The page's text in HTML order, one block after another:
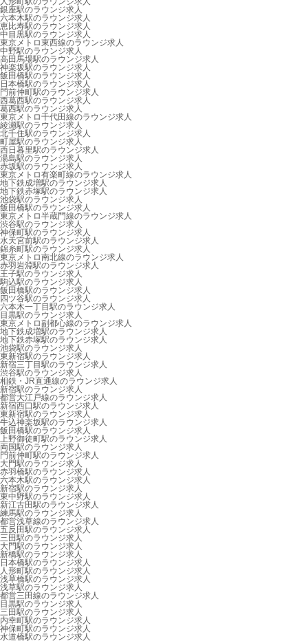
銀座駅のラウンジ求人
六本木駅のラウンジ求人
恵比寿駅のラウンジ求人
中目黒駅のラウンジ求人
東京メトロ東西線のラウンジ求人
中野駅のラウンジ求人
高田馬場駅のラウンジ求人
神楽坂駅のラウンジ求人
飯田橋駅のラウンジ求人
日本橋駅のラウンジ求人
門前仲町駅のラウンジ求人
西葛西駅のラウンジ求人
葛西駅のラウンジ求人
東京メトロ千代田線のラウンジ求人
綾瀬駅のラウンジ求人
北千住駅のラウンジ求人
町屋駅のラウンジ求人
西日暮里駅のラウンジ求人
湯島駅のラウンジ求人
赤坂駅のラウンジ求人
東京メトロ有楽町線のラウンジ求人
地下鉄成増駅のラウンジ求人
地下鉄赤塚駅のラウンジ求人
池袋駅のラウンジ求人
飯田橋駅のラウンジ求人
東京メトロ半蔵門線のラウンジ求人
渋谷駅のラウンジ求人
神保町駅のラウンジ求人
水天宮前駅のラウンジ求人
錦糸町駅のラウンジ求人
東京メトロ南北線のラウンジ求人
赤羽岩淵駅のラウンジ求人
王子駅のラウンジ求人
駒込駅のラウンジ求人
飯田橋駅のラウンジ求人
四ツ谷駅のラウンジ求人
六本木一丁目駅のラウンジ求人
目黒駅のラウンジ求人
東京メトロ副都心線のラウンジ求人
地下鉄成増駅のラウンジ求人
地下鉄赤塚駅のラウンジ求人
池袋駅のラウンジ求人
東新宿駅のラウンジ求人
新宿三丁目駅のラウンジ求人
渋谷駅のラウンジ求人
相鉄・JR直通線のラウンジ求人
新宿駅のラウンジ求人
都営大江戸線のラウンジ求人
新宿西口駅のラウンジ求人
東新宿駅のラウンジ求人
牛込神楽坂駅のラウンジ求人
飯田橋駅のラウンジ求人
上野御徒町駅のラウンジ求人
両国駅のラウンジ求人
門前仲町駅のラウンジ求人
大門駅のラウンジ求人
赤羽橋駅のラウンジ求人
六本木駅のラウンジ求人
新宿駅のラウンジ求人
東中野駅のラウンジ求人
新江古田駅のラウンジ求人
練馬駅のラウンジ求人
都営浅草線のラウンジ求人
五反田駅のラウンジ求人
三田駅のラウンジ求人
大門駅のラウンジ求人
新橋駅のラウンジ求人
日本橋駅のラウンジ求人
人形町駅のラウンジ求人
浅草橋駅のラウンジ求人
浅草駅のラウンジ求人
都営三田線のラウンジ求人
目黒駅のラウンジ求人
三田駅のラウンジ求人
内幸町駅のラウンジ求人
神保町駅のラウンジ求人
水道橋駅のラウンジ求人